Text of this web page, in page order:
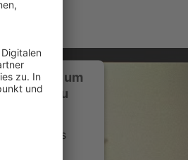
um
zu
eines